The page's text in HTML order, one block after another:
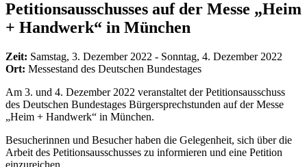
Petitionsausschusses auf der Messe „Heim
+ Handwerk“ in München
Zeit: Samstag, 3. Dezember 2022 - Sonntag, 4. Dezember 2022
Ort: Messestand des Deutschen Bundestages
Am 3. und 4. Dezember 2022 veranstaltet der Petitionsausschuss
des Deutschen Bundestages Bürgersprechstunden auf der Messe
„Heim + Handwerk“ in München.
Besucherinnen und Besucher haben die Gelegenheit, sich über die
Arbeit des Petitionsausschusses zu informieren und eine Petition
einzureichen.